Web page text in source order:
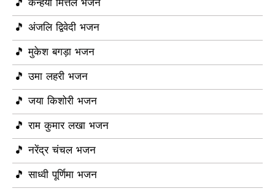
🎵 कन्हैया मित्तल भजन
🎵 अंजलि द्विवेदी भजन
🎵 मुकेश बगड़ा भजन
🎵 उमा लहरी भजन
🎵 जया किशोरी भजन
🎵 राम कुमार लखा भजन
🎵 नरेंद्र चंचल भजन
🎵 साध्वी पूर्णिमा भजन